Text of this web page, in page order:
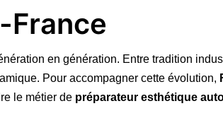
France
en génération. Entre tradition
Pour accompagner cette évolution,
le métier de préparateur esthétique